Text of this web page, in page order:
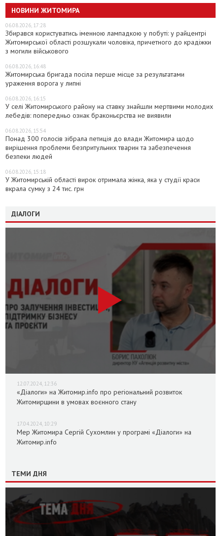
НОВИНИ ЖИТОМИРА
06.08.2026, 17:28
Збирався користуватись іменною лампадкою у побуті: у райцентрі
Житомирської області розшукали чоловіка, причетного до крадіжки
з могили військового
06.08.2026, 16:48
Житомирська бригада посіла перше місце за результатами
ураження ворога у липні
06.08.2026, 16:15
У селі Житомирського району на ставку знайшли мертвими молодих
лебедів: попередньо ознак браконьєрства не виявили
06.08.2026, 15:54
Понад 300 голосів зібрала петиція до влади Житомира щодо
вирішення проблеми безпритульних тварин та забезпечення
безпеки людей
06.08.2026, 15:18
У Житомирській області вирок отримала жінка, яка у студії краси
вкрала сумку з 24 тис. грн
ДІАЛОГИ
12.07.2024, 12:36
«Діалоги» на Житомир.info про регіональний розвиток
Житомирщини в умовах воєнного стану
17.04.2024, 10:29
Мер Житомира Сергій Сухомлин у програмі «Діалоги» на
Житомир.info
ТЕМИ ДНЯ